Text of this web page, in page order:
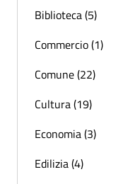
Biblioteca (5)
Commercio (1)
Comune (22)
Cultura (19)
Economia (3)
Edilizia (4)